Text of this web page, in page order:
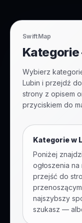
SwiftMap
Kategorie
Wybierz
Lubin i przejdź
strony z opisem
przyciskiem do
Kategorie w
Poniżej
ogłoszenia
przejść do
najszybszy
szukasz —